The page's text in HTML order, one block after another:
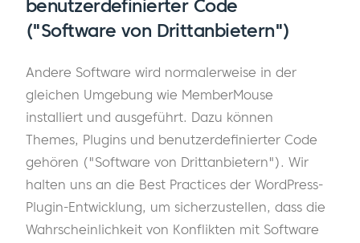
benutzerdefinierter Code
("Software von Drittanbietern")
Andere Software wird normalerweise in der
gleichen Umgebung wie MemberMouse
installiert und ausgeführt. Dazu können
Themes, Plugins und benutzerdefinierter Code
gehören ("Software von Drittanbietern"). Wir
halten uns an die Best Practices der WordPress-
Plugin-Entwicklung, um sicherzustellen, dass die
Wahrscheinlichkeit von Konflikten mit Software